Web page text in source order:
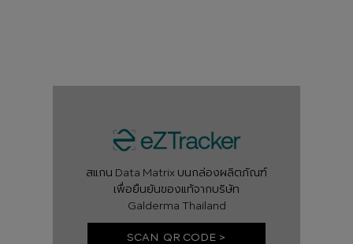
สแกน Data Matrix บนกล่องผลิตภัณฑ์
เพื่อยืนยันของแท้จากบริษัท
Galderma Thailand
SCAN QR CODE >